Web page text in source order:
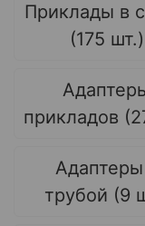
Приклады в
(175 шт.)
прикладов
трубой (9